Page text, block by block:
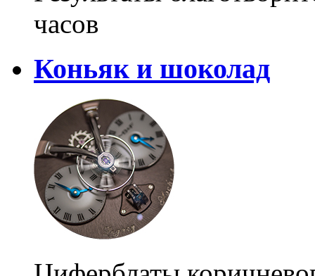
часов
Коньяк и шоколад